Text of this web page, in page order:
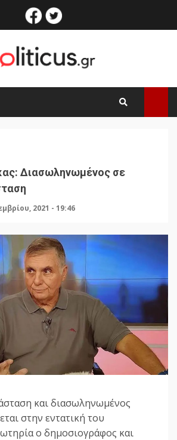
facebook
Διασωληνωμένος σε
2021 - 19:46
και διασωληνωμένος
στην εντατική του
ο δημοσιογράφος και